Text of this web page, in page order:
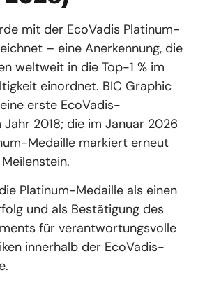
mit der EcoVadis Platinum-
– eine Anerkennung, die
weltweit in die Top-1 % im
einordnet. BIC Graphic
erste EcoVadis-
2018; die im Januar 2026
Medaille markiert erneut
Platinum-Medaille als einen
und als Bestätigung des
für verantwortungsvolle
innerhalb der EcoVadis-